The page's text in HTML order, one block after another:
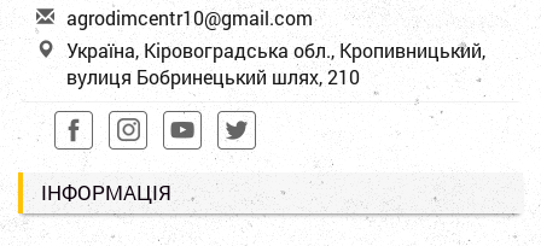
agrodimcentr10@gmail.com
Україна, Кіровоградська обл., Кропивницький,
вулиця Бобринецький шлях, 210
ІНФОРМАЦІЯ